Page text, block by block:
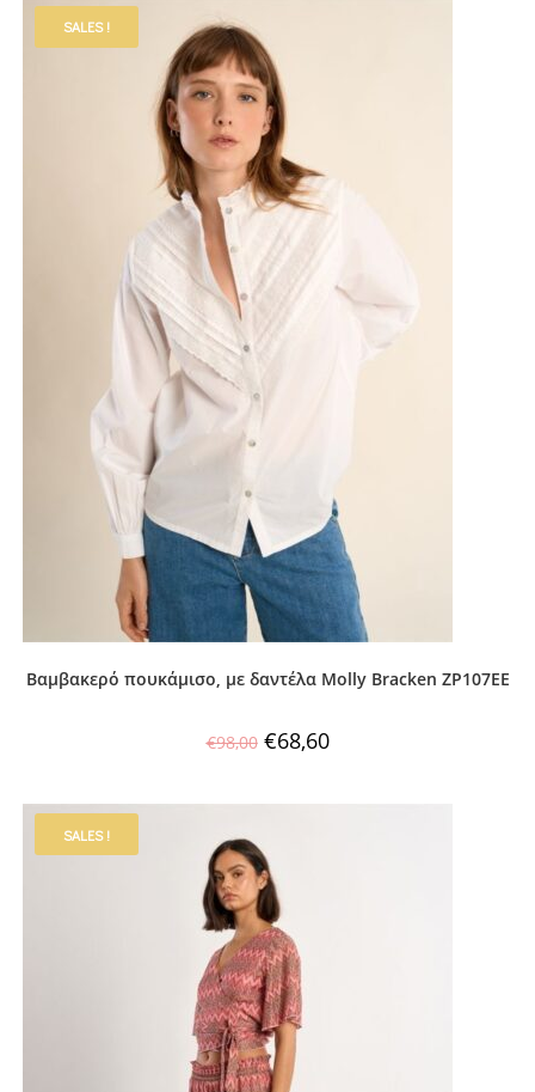
SALES !
Βαμβακερό πουκάμισο, με δαντέλα Molly Bracken ZP107EE
€98,00 €68,60
SALES !